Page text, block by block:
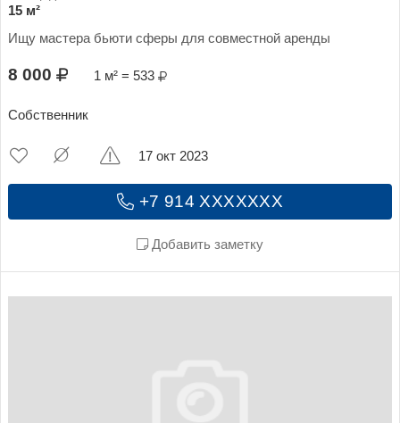
15 м²
Ищу мастера бьюти сферы для совместной аренды
8 000 1 м² = 533
Собственник
+7 914 XXXXXXX
Добавить заметку
17 окт 2023